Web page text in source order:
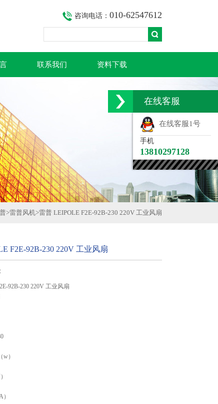
咨询电话： 010-62547612
联系我们 资料下载
>雷普风机>雷普 LEIPOLE F2E-92B-230 220V 工业风扇
F2E-92B-230 220V 工业风扇
92B-230 220V 工业风扇
w）
在线客服
在线客服1号
手机
13810297128